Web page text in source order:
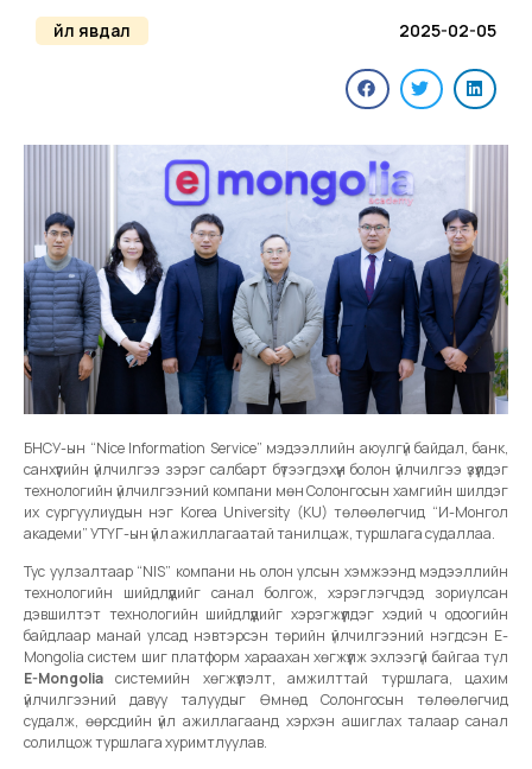
Үйл явдал 2025-02-05
БНСУ-ын “Nice Information Service” мэдээллийн аюулгүй байдал, банк,
санхүүгийн үйлчилгээ зэрэг салбарт бүтээгдэхүүн болон үйлчилгээ үзүүлдэг
технологийн үйлчилгээний компани мөн Солонгосын хамгийн шилдэг
их сургуулиудын нэг Korea University (KU) төлөөлөгчид “И-Монгол
академи” УТҮГ-ын үйл ажиллагаатай танилцаж, туршлага судаллаа.
Тус уулзалтаар “NIS” компани нь олон улсын хэмжээнд мэдээллийн
технологийн шийдлүүдийг санал болгож, хэрэглэгчдэд зориулсан
дэвшилтэт технологийн шийдлүүдийг хэрэгжүүлдэг хэдий ч одоогийн
байдлаар манай улсад нэвтэрсэн төрийн үйлчилгээний нэгдсэн E-
Mongolia систем шиг платформ хараахан хөгжүүлж эхлээгүй байгаа тул
E-Mongolia системийн хөгжүүлэлт, амжилттай туршлага, цахим
үйлчилгээний давуу талуудыг Өмнөд Солонгосын төлөөлөгчид
судалж, өөрсдийн үйл ажиллагаанд хэрхэн ашиглах талаар санал
солилцож туршлага хуримтлуулав.